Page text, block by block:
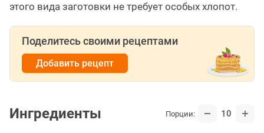
этого вида заготовки не требует особых хлопот.
Поделитесь своими рецептами
Добавить рецепт
Ингредиенты Порции: 10